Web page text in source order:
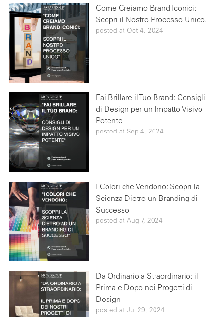
dalla Legge. SERVIZI HubSpot Questo tipo di servizi
permettono al Titolare di costruire profili utente
partendo da un indirizzo email, il nome o qualunque
altra informazione che l'Utente fornisce a questa
Applicazione, così come di tracciare le attività
dell'Utente tramite funzionalità statistiche. Questi Dati
Personali potrebbero inoltre venire incrociati con
(come i profili sui social network) ed usati per costruire
profili privati che il Titolare può visualizzare ed utilizzare
per migliorare questa Applicazione.Alcuni di questi
servizi potrebbero inoltre permettere l'invio
programmato di messaggi all'Utente, come email
basate su azioni specifiche compiute su questa
Applicazione. Per maggiori informazioni si rimanda alla
Come Creiamo Brand Iconici:
Scopri il Nostro Processo Unico.
posted at Oct 4, 2024
Fai Brillare il Tuo Brand: Consigli
di Design per un Impatto Visivo
Potente
posted at Sep 4, 2024
I Colori che Vendono: Scopri la
Scienza Dietro un Branding di
Successo
posted at Aug 7, 2024
Da Ordinario a Straordinario: il
Prima e Dopo nei Progetti di
Design
posted at Jul 29, 2024